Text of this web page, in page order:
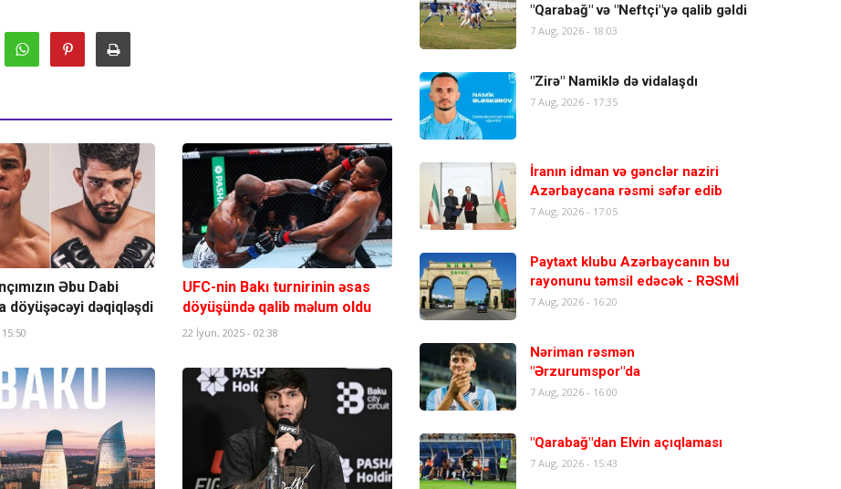
Əbu Dabi
döyüşəcəyi dəqiqləşdi
UFC-nin Bakı turnirinin əsas
döyüşündə qalib məlum oldu
22 İyun, 2025 - 02:38
"Qarabağ" və "Neftçi"yə qalib gəldi
7 Aug, 2026 - 18:03
"Zirə" Namiklə də vidalaşdı
7 Aug, 2026 - 17:35
İranın idman və gənclər naziri
Azərbaycana rəsmi səfər edib
7 Aug, 2026 - 17:05
Paytaxt klubu Azərbaycanın bu
rayonunu təmsil edəcək - RƏSMİ
7 Aug, 2026 - 16:20
Nəriman rəsmən
"Ərzurumspor"da
7 Aug, 2026 - 16:00
"Qarabağ"dan Elvin açıqlaması
7 Aug, 2026 - 15:43